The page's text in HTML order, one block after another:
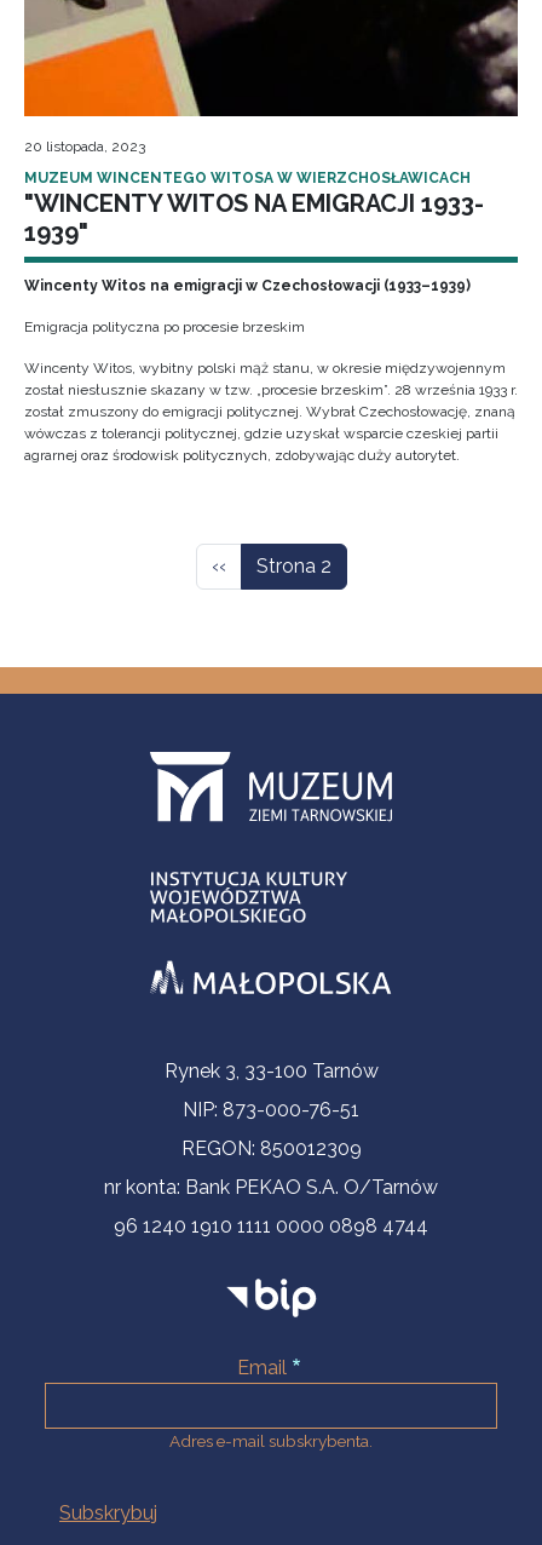
20 listopada, 2023
MUZEUM WINCENTEGO WITOSA W WIERZCHOSŁAWICACH
"WINCENTY WITOS NA EMIGRACJI 1933-
1939"
Wincenty Witos na emigracji w Czechosłowacji (1933–1939)
Emigracja polityczna po procesie brzeskim
Wincenty Witos, wybitny polski mąż stanu, w okresie międzywojennym
został niesłusznie skazany w tzw. „procesie brzeskim”. 28 września 1933 r.
został zmuszony do emigracji politycznej. Wybrał Czechosłowację, znaną
wówczas z tolerancji politycznej, gdzie uzyskał wsparcie czeskiej partii
agrarnej oraz środowisk politycznych, zdobywając duży autorytet.
Poprzednia strona
‹‹ Strona 2
Informacje kontaktoweRynek 3, 33-100 Tarnów
NIP: 873-000-76-51
REGON: 850012309
nr konta: Bank PEKAO S.A. O/Tarnów
96 1240 1910 1111 0000 0898 4744
Email
Adres e-mail subskrybenta.